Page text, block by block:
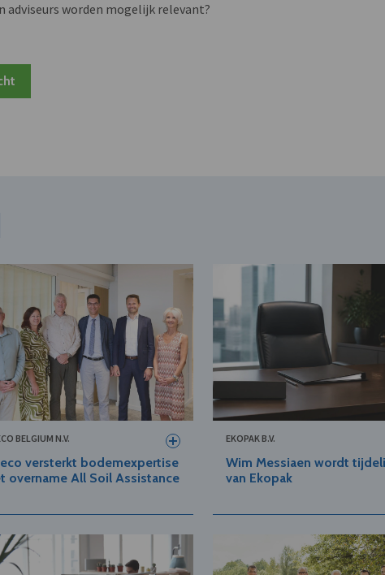
adviseurs worden mogelijk relevant?
BELGIUM N.V.
versterkt bodemexpertise
overname All Soil Assistance
EKOPAK B.V.
Wim Messiaen wordt
van Ekopak